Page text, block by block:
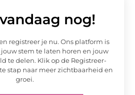
nog!
registreer je nu. Ons platform is
stem te laten horen en jouw
te delen. Klik op de Registreer-
stap naar meer zichtbaarheid en
groei.